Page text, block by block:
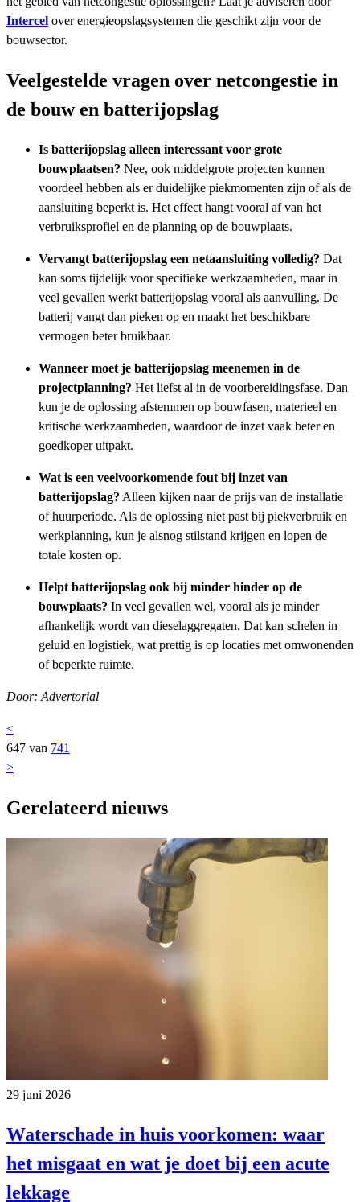
Intercel over energieopslagsystemen die geschikt zijn voor de
bouwsector.
Veelgestelde vragen over netcongestie in
de bouw en batterijopslag
Is batterijopslag alleen interessant voor grote
bouwplaatsen? Nee, ook middelgrote projecten kunnen
voordeel hebben als er duidelijke piekmomenten zijn of als de
aansluiting beperkt is. Het effect hangt vooral af van het
verbruiksprofiel en de planning op de bouwplaats.
Vervangt batterijopslag een netaansluiting volledig? Dat
kan soms tijdelijk voor specifieke werkzaamheden, maar in
veel gevallen werkt batterijopslag vooral als aanvulling. De
batterij vangt dan pieken op en maakt het beschikbare
vermogen beter bruikbaar.
Wanneer moet je batterijopslag meenemen in de
projectplanning? Het liefst al in de voorbereidingsfase. Dan
kun je de oplossing afstemmen op bouwfasen, materieel en
kritische werkzaamheden, waardoor de inzet vaak beter en
goedkoper uitpakt.
Wat is een veelvoorkomende fout bij inzet van
batterijopslag? Alleen kijken naar de prijs van de installatie
of huurperiode. Als de oplossing niet past bij piekverbruik en
werkplanning, kun je alsnog stilstand krijgen en lopen de
totale kosten op.
Helpt batterijopslag ook bij minder hinder op de
bouwplaats? In veel gevallen wel, vooral als je minder
afhankelijk wordt van dieselaggregaten. Dat kan schelen in
geluid en logistiek, wat prettig is op locaties met omwonenden
of beperkte ruimte.
Door: Advertorial
<
647 van 741
>
Gerelateerd nieuws
29 juni 2026
Waterschade in huis voorkomen: waar
het misgaat en wat je doet bij een acute
lekkage